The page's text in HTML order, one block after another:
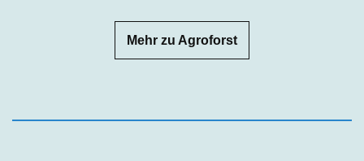
Mehr zu Agroforst